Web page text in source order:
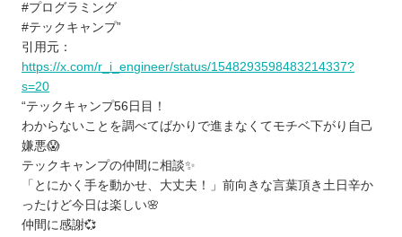
#プログラミング
#テックキャンプ”
引用元：
https://x.com/r_i_engineer/status/1548293598483214337?
s=20
“テックキャンプ56日目！
わからないことを調べてばかりで進まなくてモチベ下がり自己
嫌悪😱
テックキャンプの仲間に相談✨
「とにかく手を動かせ、大丈夫！」前向きな言葉頂き土日辛か
ったけど今日は楽しい🌸
仲間に感謝💞